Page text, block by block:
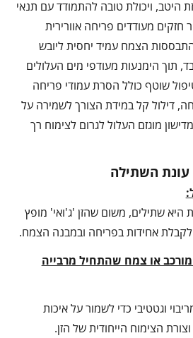
היטב, ויכולת טובה להתמודד עם תנאי
חזקים מעודדים פריחה אוורירית
הצמח עמיד יחסית ליובש
תוך הימנעות מעודפי מים העלולים
שוטף כולל הסרת עמודי פריחה
דילול קל במידת הצורך לשמירה על
מוגזם העלול לגרום לצימוח רך
עונת השתילה
שתילים, משום שהזן 'ג'ואי' מופץ
לקבלת אחידות בפריחה ובמבנה הצמח.
או צמח שהתחיל מרבייה
וגטטיבי כדי לשמור על איכות
הצימוח הייחודית של הזן.